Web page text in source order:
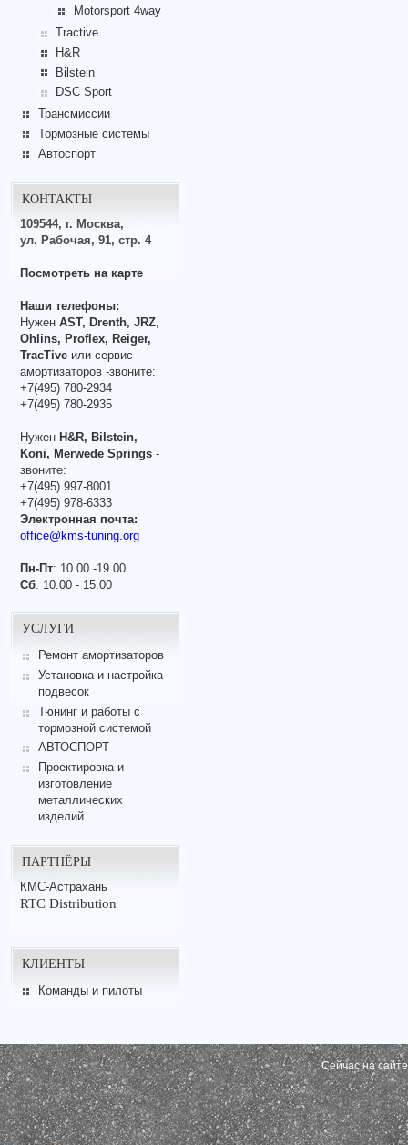
Motorsport 4way
Tractive
H&R
Bilstein
DSC Sport
Трансмиссии
Тормозные системы
Автоспорт
КОНТАКТЫ
109544, г. Москва,
ул. Рабочая, 91, стр. 4
Посмотреть на карте
Наши телефоны:
Нужен AST, Drenth, JRZ,
Ohlins, Proflex, Reiger,
TracTive или сервис
амортизаторов -звоните:
+7(495) 780-2934
+7(495) 780-2935
Нужен H&R, Bilstein,
Koni, Merwede Springs -
звоните:
+7(495) 997-8001
+7(495) 978-6333
Электронная почта:
office@kms-tuning.org
Пн-Пт: 10.00 -19.00
Сб: 10.00 - 15.00
УСЛУГИ
Ремонт амортизаторов
Установка и настройка
подвесок
Тюнинг и работы с
тормозной системой
АВТОСПОРТ
Проектировка и
изготовление
металлических
изделий
ПАРТНЁРЫ
КМС-Астрахань
RTC Distribution
КЛИЕНТЫ
Команды и пилоты
Сейчас на